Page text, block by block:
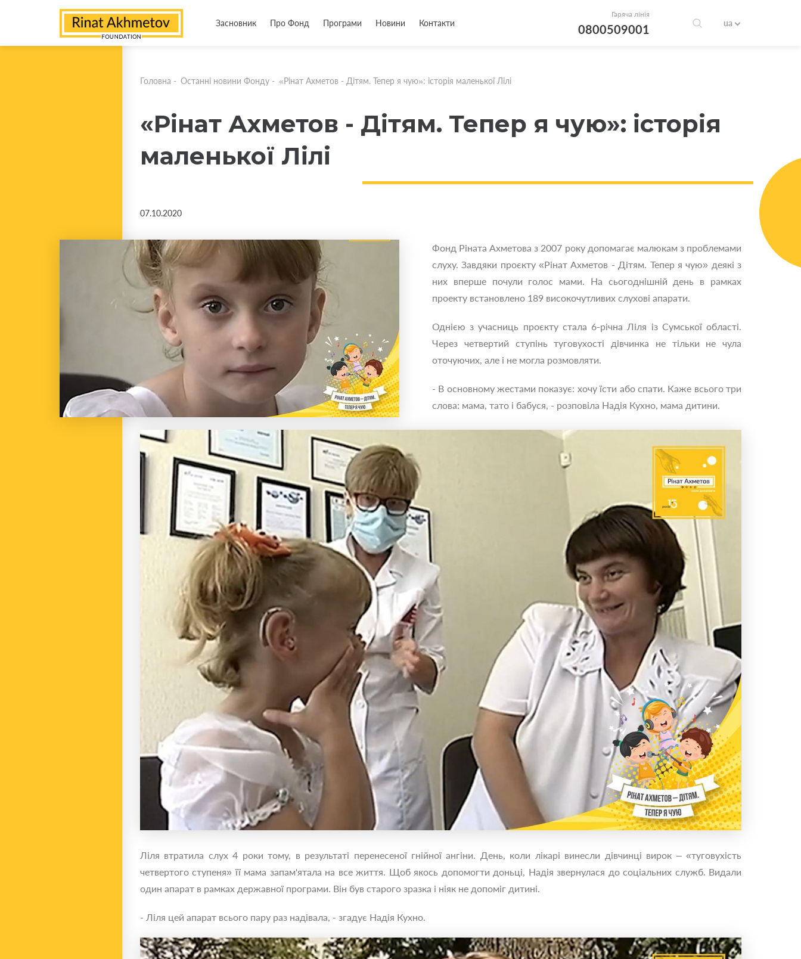
Засновник Про Фонд Програми Новини Контакти
Гаряча лінія
0800509001 ua
Головна - Останні новини Фонду - «Рінат Ахметов - Дітям. Тепер я чую»: історія маленької Лілі
«Рінат Ахметов - Дітям. Тепер я чую»: історія
маленької Лілі
07.10.2020
Фонд Ріната Ахметова з 2007 року допомагає малюкам з проблемами
слуху. Завдяки проєкту «Рінат Ахметов - Дітям. Тепер я чую» деякі з
них вперше почули голос мами. На сьогоднішній день в рамках
проекту встановлено 189 високочутливих слухові апарати.
Однією з учасниць проєкту стала 6-річна Ліля із Сумської області.
Через четвертий ступінь туговухості дівчинка не тільки не чула
оточуючих, але і не могла розмовляти.
- В основному жестами показує: хочу їсти або спати. Каже всього три
слова: мама, тато і бабуся, - розповіла Надія Кухно, мама дитини.
Ліля втратила слух 4 роки тому, в результаті перенесеної гнійної ангіни. День, коли лікарі винесли дівчинці вирок – «туговухість
четвертого ступеня» її мама запам'ятала на все життя. Щоб якось допомогти доньці, Надія звернулася до соціальних служб. Видали
один апарат в рамках державної програми. Він був старого зразка і ніяк не допоміг дитині.
- Ліля цей апарат всього пару раз надівала, - згадує Надія Кухно.